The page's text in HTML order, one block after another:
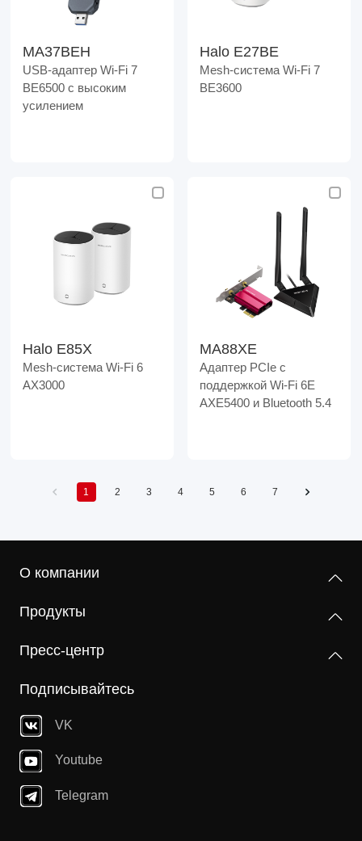
MA37BEH
USB-адаптер Wi-Fi 7
BE6500 с высоким
усилением
Halo E27BE
Mesh-система Wi-Fi 7
BE3600
Halo E85X
Mesh-система Wi-Fi 6
AX3000
MA88XE
Адаптер PCIe с
поддержкой Wi-Fi 6E
AXE5400 и Bluetooth 5.4
1 2 3 4 5 6 7
О компании
Продукты
Пресс-центр
Подписывайтесь
VK
Youtube
Telegram